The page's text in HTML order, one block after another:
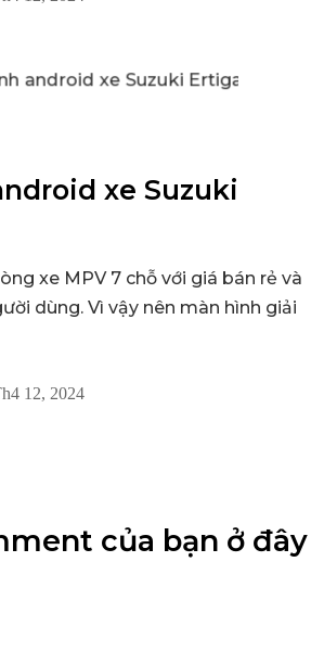
xe Suzuki
xe MPV 7 chỗ với giá bán rẻ và
dùng. Vì vậy nên màn hình giải
12, 2024
của bạn ở đây